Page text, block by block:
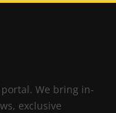
We bring in-
exclusive